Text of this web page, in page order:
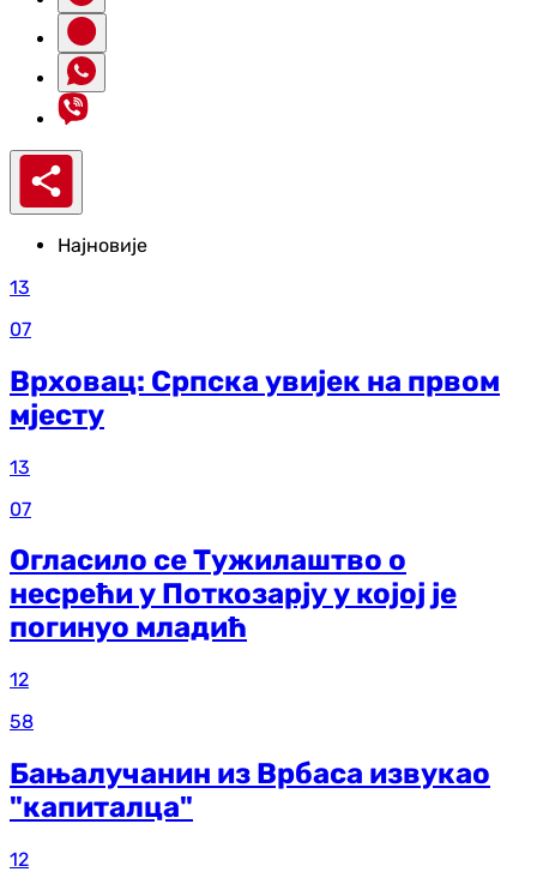
Најновије
13
07
Врховац: Српска увијек на првом
мјесту
13
07
Огласило се Тужилаштво о
несрећи у Поткозарју у којој је
погинуо младић
12
58
Бањалучанин из Врбаса извукао
"капиталца"
12